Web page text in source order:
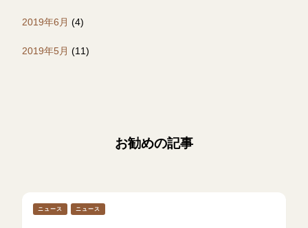
2019年6月 (4)
2019年5月 (11)
お勧めの記事
ニュース ニュース